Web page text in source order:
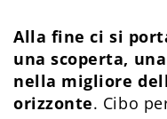
Alla fine ci si
una scoperta,
nella migliore
orizzonte. Cibo